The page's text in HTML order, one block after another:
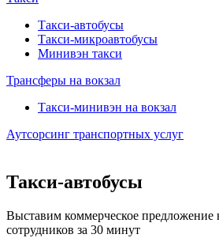
Такси-автобусы
Такси-микроавтобусы
Минивэн такси
Трансферы на вокзал
Такси-минивэн на вокзал
Аутсорсинг транспортных услуг
Такси-автобусы
Выставим коммерческое предложение
сотрудников за 30 минут